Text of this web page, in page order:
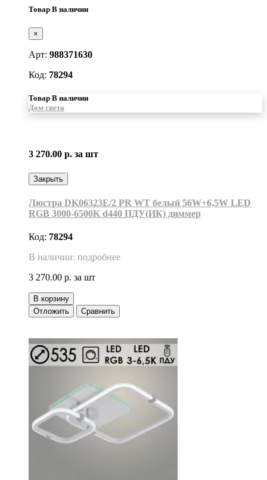
Товар В наличии
×
Арт: 988371630
Код: 78294
Товар В наличии
Дом света
3 270.00 р. за шт
Закрыть
Люстра DK06323E/2 PR WT белый 56W+6,5W LED
RGB 3000-6500K d440 ПДУ(ИК) диммер
Код: 78294
В наличии: подробнее
3 270.00 р. за шт
В корзину
Отложить
Сравнить